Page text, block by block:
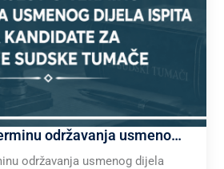
OBAVIJEST o terminu održavanja usmenog dijela ispita za kandidate za stalne sudske tumače
održavanja usmenog dijela